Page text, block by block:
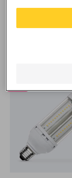
Lâmpada LED
IP65